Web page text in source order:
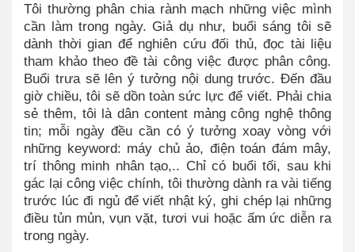
Tôi thường phân chia rành mạch những việc mình
cần làm trong ngày. Giả dụ như, buổi sáng tôi sẽ
dành thời gian để nghiên cứu đối thủ, đọc tài liệu
tham khảo theo đề tài công việc được phân công.
Buổi trưa sẽ lên ý tưởng nội dung trước. Đến đầu
giờ chiều, tôi sẽ dồn toàn sức lực để viết. Phải chia
sẻ thêm, tôi là dân content mảng công nghệ thông
tin; mỗi ngày đều cần có ý tưởng xoay vòng với
những keyword: máy chủ ảo, điện toán đám mây,
trí thông minh nhân tạo,.. Chỉ có buổi tối, sau khi
gác lại công việc chính, tôi thường dành ra vài tiếng
trước lúc đi ngủ để viết nhật ký, ghi chép lại những
điều tủn mủn, vụn vặt, tươi vui hoặc ấm ức diễn ra
trong ngày.